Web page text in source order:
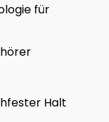
für
Halt